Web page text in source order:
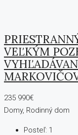
VEĽKÝM
235 990€
Domy, Rodinný dom
Posteľ: 1